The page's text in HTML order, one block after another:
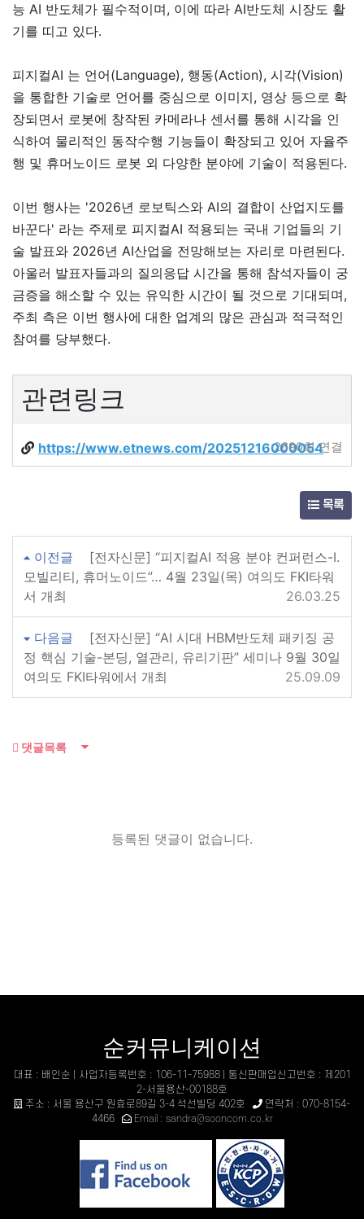
능 AI 반도체가 필수적이며, 이에 따라 AI반도체 시장도 활
기를 띠고 있다.
피지컬AI 는 언어(Language), 행동(Action), 시각(Vision)
을 통합한 기술로 언어를 중심으로 이미지, 영상 등으로 확
장되면서 로봇에 창작된 카메라나 센서를 통해 시각을 인
식하여 물리적인 동작수행 기능들이 확장되고 있어 자율주
행 및 휴머노이드 로봇 외 다양한 분야에 기술이 적용된다.
이번 행사는 '2026년 로보틱스와 AI의 결합이 산업지도를
바꾼다' 라는 주제로 피지컬AI 적용되는 국내 기업들의 기
술 발표와 2026년 AI산업을 전망해보는 자리로 마련된다.
아울러 발표자들과의 질의응답 시간을 통해 참석자들이 궁
금증을 해소할 수 있는 유익한 시간이 될 것으로 기대되며,
주최 측은 이번 행사에 대한 업계의 많은 관심과 적극적인
참여를 당부했다.
관련링크
https://www.etnews.com/20251216000054
2690회 연결
목록
이전글
[전자신문] “피지컬AI 적용 분야 컨퍼런스-Ⅰ.
모빌리티, 휴머노이드”… 4월 23일(목) 여의도 FKI타워
서 개최
26.03.25
다음글
[전자신문] “AI 시대 HBM반도체 패키징 공
정 핵심 기술-본딩, 열관리, 유리기판” 세미나 9월 30일
여의도 FKI타워에서 개최
25.09.09
댓글목록
등록된 댓글이 없습니다.
순커뮤니케이션
대표 : 배인순 | 사업자등록번호 : 106-11-75988 | 통신판매업신고번호 : 제201
2-서울용산-00188호
주소 : 서울 용산구 원효로89길 3-4 석선빌딩 402호
연락처 : 070-8154-
4466
Email : sandra@sooncom.co.kr